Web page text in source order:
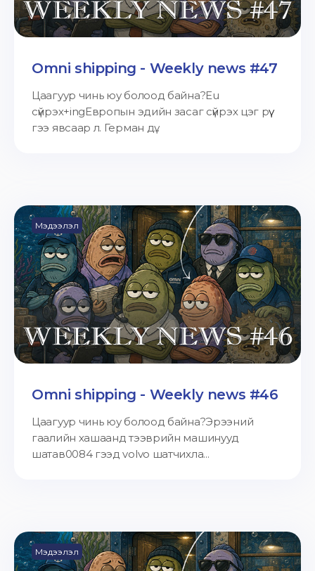
Omni shipping - Weekly news #47
Цаагуур чинь юу болоод байна?Eu
сүйрэх+ingЕвропын эдийн засаг сүйрэх цэг рүү
гээ явсаар л. Герман дү...
Мэдээлэл
Omni shipping - Weekly news #46
Цаагуур чинь юу болоод байна?Эрээний
гаалийн хашаанд тээврийн машинууд
шатав0084 гээд volvo шатчихла...
Мэдээлэл